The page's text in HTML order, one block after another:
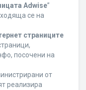
Adwise”
се на
страниците
посочени на
от
реализира